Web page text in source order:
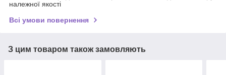
належної якості
Всі умови повернення
З цим товаром також замовляють